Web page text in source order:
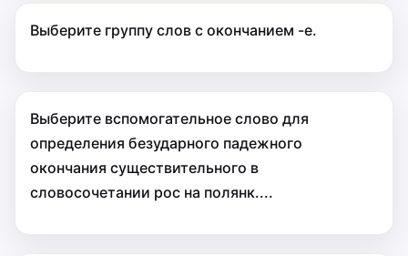
Выберите группу слов с окончанием -е.
Выберите вспомогательное слово для
определения безударного падежного
окончания существительного в
словосочетании рос на полянк....